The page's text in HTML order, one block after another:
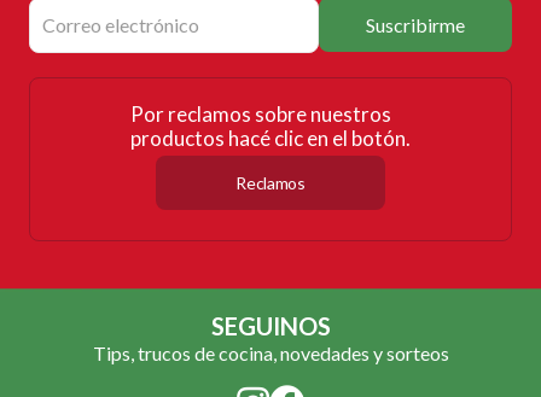
Suscribirme
Por reclamos sobre nuestros
productos hacé clic en el botón.
Reclamos
SEGUINOS
Tips, trucos de cocina, novedades y sorteos